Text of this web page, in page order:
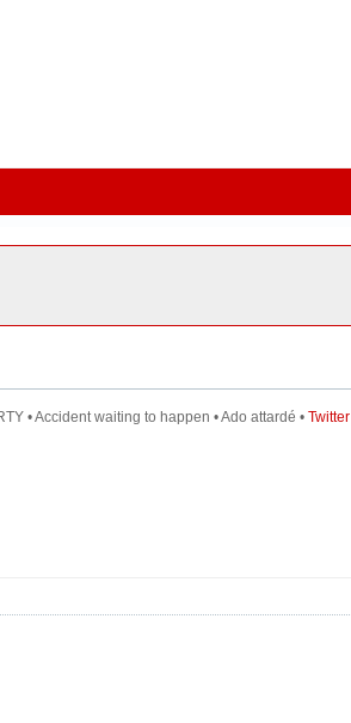
• Accident waiting to happen • Ado attardé •Twitter